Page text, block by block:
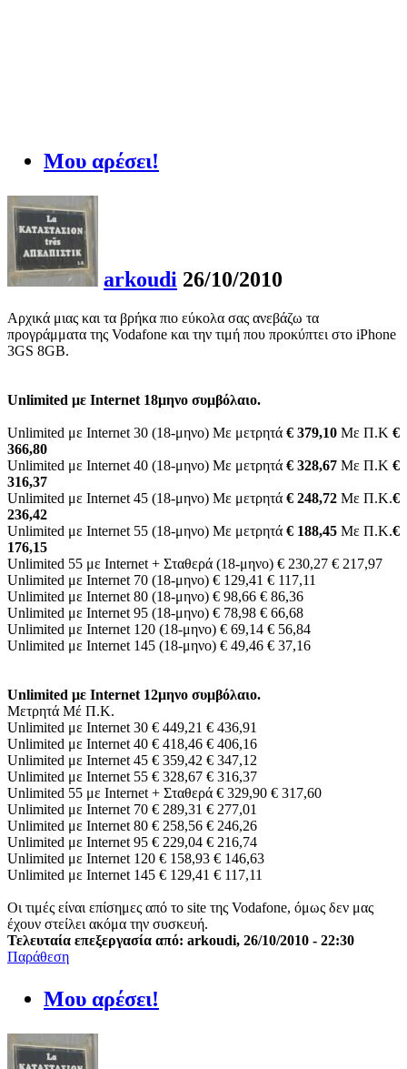
Μου αρέσει!
arkoudi 26/10/2010
Αρχικά μιας και τα βρήκα πιο εύκολα σας ανεβάζω τα
προγράμματα της Vodafone και την τιμή που προκύπτει στο iPhone
3GS 8GB.
Unlimited με Internet 18μηνο συμβόλαιο.
Unlimited με Internet 30 (18-μηνο) Με μετρητά € 379,10 Με Π.Κ €
366,80
Unlimited με Internet 40 (18-μηνο) Με μετρητά € 328,67 Με Π.Κ €
316,37
Unlimited με Internet 45 (18-μηνο) Με μετρητά € 248,72 Με Π.Κ.€
236,42
Unlimited με Internet 55 (18-μηνο) Με μετρητά € 188,45 Με Π.Κ.€
176,15
Unlimited 55 με Internet + Σταθερά (18-μηνο) € 230,27 € 217,97
Unlimited με Internet 70 (18-μηνο) € 129,41 € 117,11
Unlimited με Internet 80 (18-μηνο) € 98,66 € 86,36
Unlimited με Internet 95 (18-μηνο) € 78,98 € 66,68
Unlimited με Internet 120 (18-μηνο) € 69,14 € 56,84
Unlimited με Internet 145 (18-μηνο) € 49,46 € 37,16
Unlimited με Internet 12μηνο συμβόλαιο.
Μετρητά Μέ Π.Κ.
Unlimited με Internet 30 € 449,21 € 436,91
Unlimited με Internet 40 € 418,46 € 406,16
Unlimited με Internet 45 € 359,42 € 347,12
Unlimited με Internet 55 € 328,67 € 316,37
Unlimited 55 με Internet + Σταθερά € 329,90 € 317,60
Unlimited με Internet 70 € 289,31 € 277,01
Unlimited με Internet 80 € 258,56 € 246,26
Unlimited με Internet 95 € 229,04 € 216,74
Unlimited με Internet 120 € 158,93 € 146,63
Unlimited με Internet 145 € 129,41 € 117,11
Οι τιμές είναι επίσημες από το site της Vodafone, όμως δεν μας
έχουν στείλει ακόμα την συσκευή.
Τελευταία επεξεργασία από: arkoudi, 26/10/2010 - 22:30
Παράθεση
Μου αρέσει!